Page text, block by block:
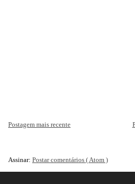
Postagem mais recente
Assinar: Postar comentários ( Atom )